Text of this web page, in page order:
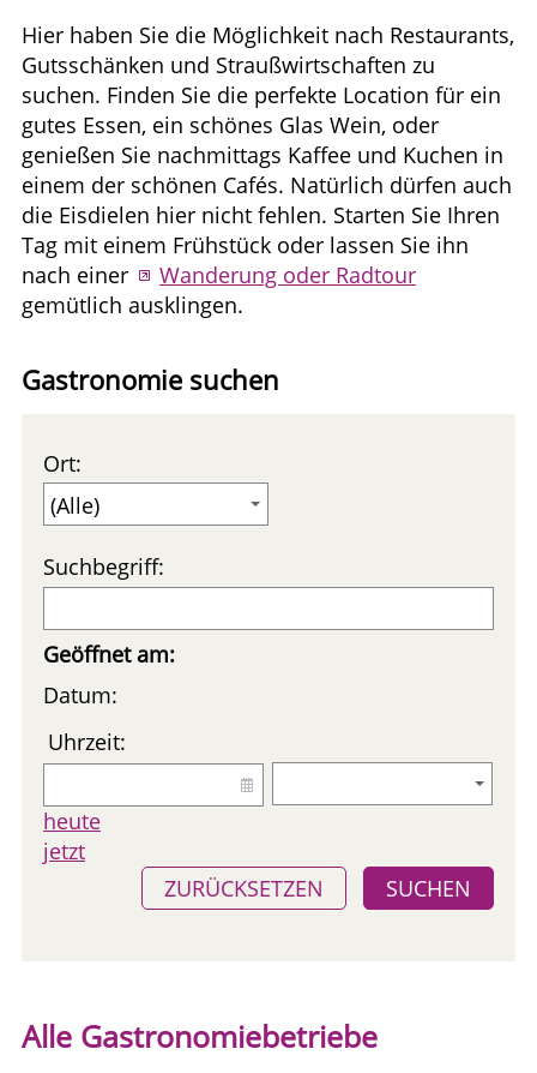
Hier haben Sie die Möglichkeit nach Restaurants,
Gutsschänken und Straußwirtschaften zu
suchen. Finden Sie die perfekte Location für ein
gutes Essen, ein schönes Glas Wein, oder
genießen Sie nachmittags Kaffee und Kuchen in
einem der schönen Cafés. Natürlich dürfen auch
die Eisdielen hier nicht fehlen. Starten Sie Ihren
Tag mit einem Frühstück oder lassen Sie ihn
nach einer
Wanderung oder Radtour
gemütlich ausklingen.
Gastronomie suchen
Ort:
Suchbegriff:
Geöffnet am:
Datum:
Uhrzeit:
heute
jetzt
ZURÜCKSETZEN
SUCHEN
Alle Gastronomiebetriebe